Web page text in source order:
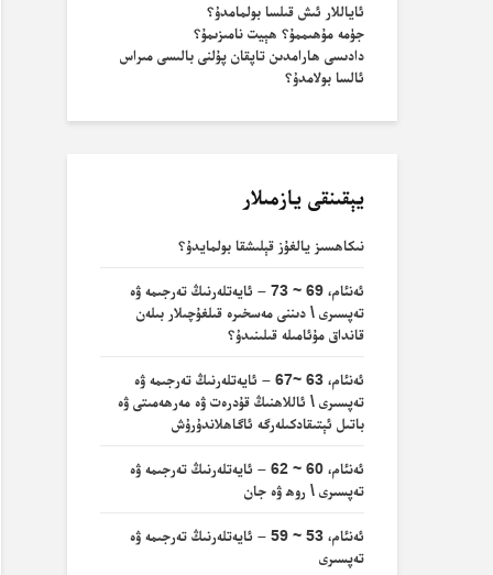
ئاياللار ئىش قىلسا بولمامدۇ؟
جۈمە مۇھىممۇ؟ ھېيت نامىزىمۇ؟
دادىسى ھارامدىن تاپقان پۇلنى بالىسى مىراس
ئالسا بولامدۇ؟
يېقىنقى يازمىلار
نىكاھسىز يالغۇز قېلىشقا بولمايدۇ؟
ئەنئام، 69 ~ 73 – ئايەتلەرنىڭ تەرجىمە ۋە
تەپسىرى \ دىننى مەسخىرە قىلغۇچىلار بىلەن
قانداق مۇئامىلە قىلىنىدۇ؟
ئەنئام، 63 ~67 – ئايەتلەرنىڭ تەرجىمە ۋە
تەپسىرى \ ئاللاھنىڭ قۇدرەت ۋە مەرھەمىتى ۋە
باتىل ئېتىقادكىلەرگە ئاگاھلاندۇرۇش
ئەنئام، 60 ~ 62 – ئايەتلەرنىڭ تەرجىمە ۋە
تەپسىرى \ روھ ۋە جان
ئەنئام، 53 ~ 59 – ئايەتلەرنىڭ تەرجىمە ۋە
تەپسىرى